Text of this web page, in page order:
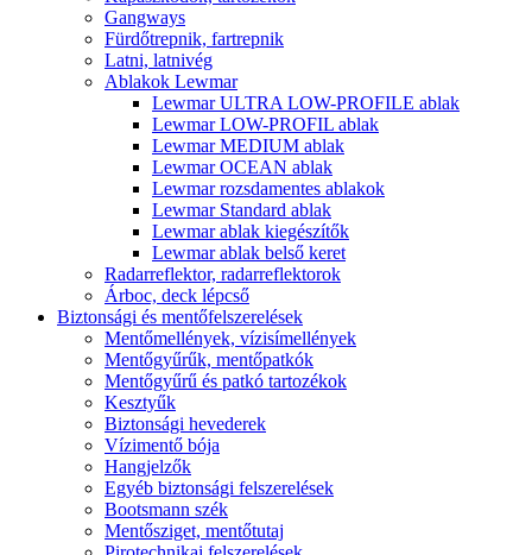
Gangways
Fürdőtrepnik, fartrepnik
Latni, latnivég
Ablakok Lewmar
Lewmar ULTRA LOW-PROFILE ablak
Lewmar LOW-PROFIL ablak
Lewmar MEDIUM ablak
Lewmar OCEAN ablak
Lewmar rozsdamentes ablakok
Lewmar Standard ablak
Lewmar ablak kiegészítők
Lewmar ablak belső keret
Radarreflektor, radarreflektorok
Árboc, deck lépcső
Biztonsági és mentőfelszerelések
Mentőmellények, vízisímellények
Mentőgyűrűk, mentőpatkók
Mentőgyűrű és patkó tartozékok
Kesztyűk
Biztonsági hevederek
Vízimentő bója
Hangjelzők
Egyéb biztonsági felszerelések
Bootsmann szék
Mentősziget, mentőtutaj